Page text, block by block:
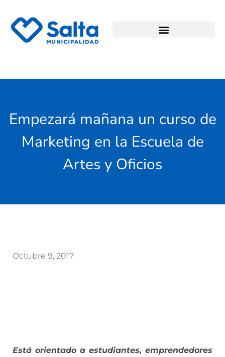
Empezará mañana un curso de
Marketing en la Escuela de
Artes y Oficios
Octubre 9, 2017
Está orientado a estudiantes, emprendedores